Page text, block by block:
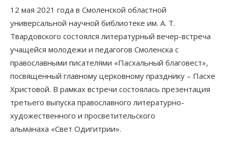
12 мая 2021 года в Смоленской областной
универсальной научной библиотеке им. А. Т.
Твардовского состоялся литературный вечер-встреча
учащейся молодежи и педагогов Смоленска с
православными писателями «Пасхальный благовест»,
посвященный главному церковному празднику – Пасхе
Христовой. В рамках встречи состоялась презентация
третьего выпуска православного литературно-
художественного и просветительского
альманаха «Свет Одигитрии».